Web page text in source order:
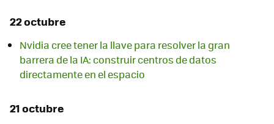
22 octubre
Nvidia cree tener la llave para resolver la gran
barrera de la IA: construir centros de datos
directamente en el espacio
21 octubre